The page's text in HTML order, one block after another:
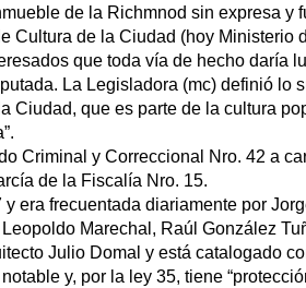
de la Richmnod sin expresa y
Cultura de la Ciudad (hoy Ministerio
que toda vía de hecho daría
La Legisladora (mc) definió lo
Ciudad, que es parte de la cultura
Criminal y Correccional Nro. 42 a
de la Fiscalía Nro. 15.
era frecuentada diariamente por
Marechal, Raúl González
Julio Domal y está catalogado
y, por la ley 35, tiene